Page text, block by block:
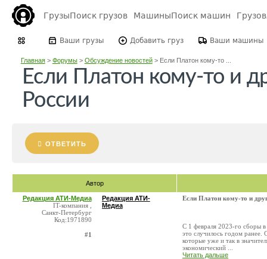
ГрузыПоиск грузов МашиныПоиск машин
Ваши грузы Добавить груз Ваши машины
Главная> Форумы> Обсуждение новостей> Если Платон кому-то ...
Если Платон кому-то и
России
ОТВЕТИТЬ
Автор
Редакция АТИ-Медиа
IT-компания ,
Санкт-Петербург
Код:1971890
#1
Редакция АТИ-
Медиа
Если Платон кому-то и
С 1 февраля 2023-го cборы
это случилось годом ранее.
которые уже и так в
экономический ...
Читать дальше